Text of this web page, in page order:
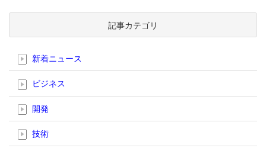
記事カテゴリ
新着ニュース
ビジネス
開発
技術